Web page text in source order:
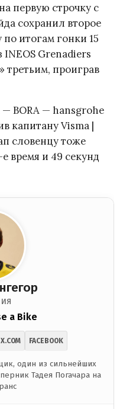
первую строчку с
сохранил второе
итогам гонки 15
INEOS Grenadiers
третьим, проиграв
BORA — hansgrohe
капитану Visma |
словенцу тоже
время и 49 секунд
a Bike
X.COM FACEBOOK
один из сильнейших
Тадея Погачара на